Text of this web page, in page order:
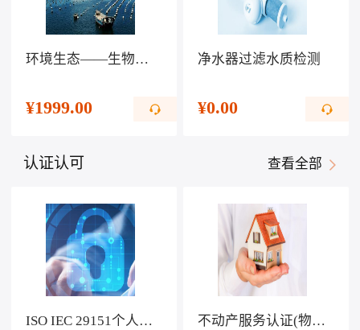
环境生态——生物科技提高生活水平
¥1999.00
净水器过滤水质检测
¥0.00
认证认可 查看全部
ISO IEC 29151个人可识别信息保护管理体系认证 不动产服务认证(物业服务)